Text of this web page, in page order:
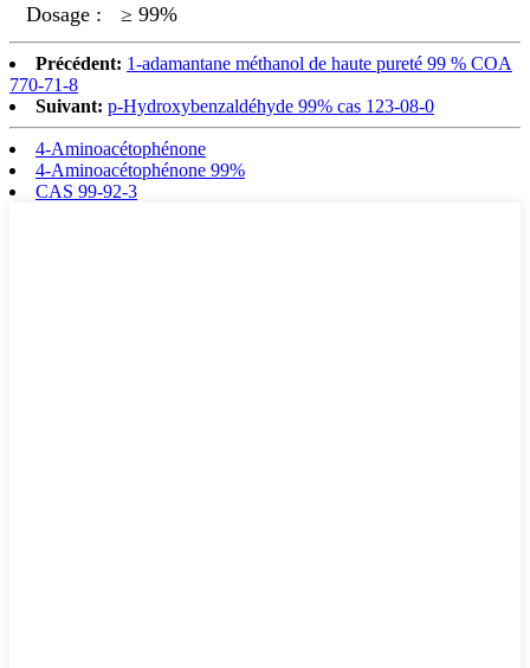
Dosage :
≥ 99%
Précédent: 1-adamantane méthanol de haute pureté 99 % COA
770-71-8
Suivant: p-Hydroxybenzaldéhyde 99% cas 123-08-0
4-Aminoacétophénone
4-Aminoacétophénone 99%
CAS 99-92-3